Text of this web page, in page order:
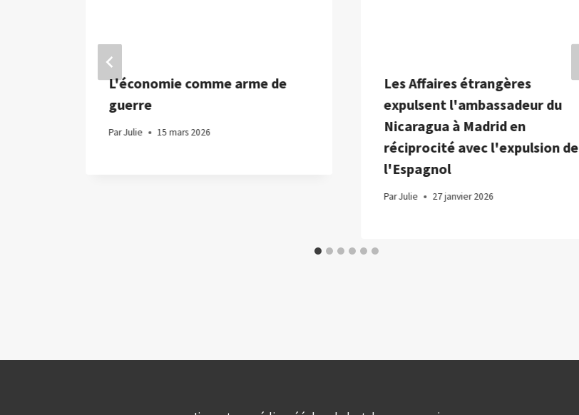
L'économie comme arme de
guerre
ParJulie 15 mars 2026
Les Affaires étrangères
expulsent l'ambassadeur du
Nicaragua à Madrid en
réciprocité avec l'expulsion de
l'Espagnol
ParJulie 27 janvier 2026